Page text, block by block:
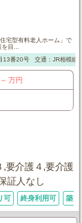
宅型有料老人ホーム」で
目...
13番20号 交通：JR相模線
～万円
,要介護４,要介護
証人なし
可 終身利用可 築浅